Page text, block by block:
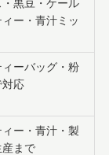
黒豆・ケール
ー・青汁ミッ
ーバッグ・粉
対応
ー・青汁・製
まで